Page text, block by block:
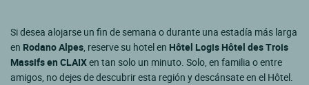
Si desea alojarse un fin de semana o durante una estadía más larga
en Rodano Alpes, reserve su hotel en Hôtel Logis Hôtel des Trois
Massifs en CLAIXen tan solo un minuto. Solo, en familia o entre
amigos, no dejes de descubrir esta región y descánsate en el Hôtel.